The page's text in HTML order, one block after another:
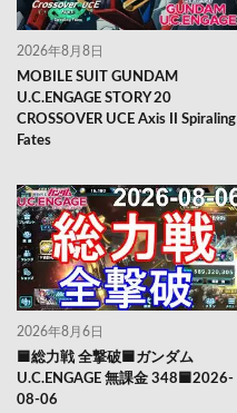
2026年8月8日
MOBILE SUIT GUNDAM
U.C.ENGAGE STORY 20
CROSSOVER UCE Axis II Spiraling
Fates
2026年8月6日
🟦総力戦 全撃破🟦ガンダム
U.C.ENGAGE 無課金 348🟦2026-
08-06